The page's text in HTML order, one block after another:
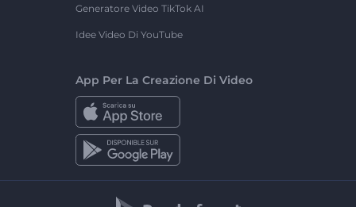
Generatore Video TikTok AI
Idee Video Di YouTube
App Per La Creazione Di Video